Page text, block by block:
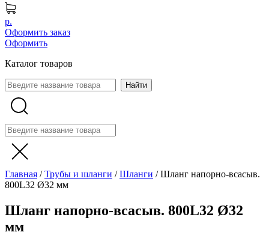
р.
Оформить заказ
Оформить
Каталог товаров
Главная /Трубы и шланги /Шланги /Шланг напорно-всасыв.
800L32 Ø32 мм
Шланг напорно-всасыв. 800L32 Ø32
мм